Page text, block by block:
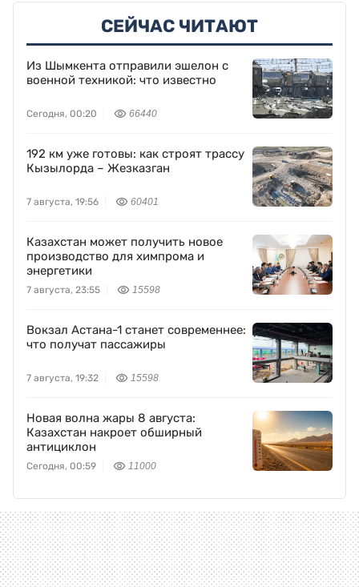
СЕЙЧАС ЧИТАЮТ
Из Шымкента отправили эшелон с
военной техникой: что известно
Сегодня, 00:20 66440
192 км уже готовы: как строят трассу
Кызылорда – Жезказган
7 августа, 19:56 60401
Казахстан может получить новое
производство для химпрома и
энергетики
7 августа, 23:55 15598
Вокзал Астана-1 станет современнее:
что получат пассажиры
7 августа, 19:32 15598
Новая волна жары 8 августа:
Казахстан накроет обширный
антициклон
Сегодня, 00:59 11000